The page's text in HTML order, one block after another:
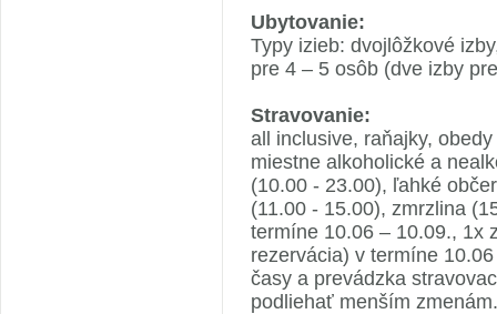
Ubytovanie:
Typy izieb: dvojlôžkové
pre 4 – 5 osôb (dve izby
Stravovanie:
all inclusive, raňajky,
miestne alkoholické a
(10.00 - 23.00), ľahké
(11.00 - 15.00), zmrzlina
termíne 10.06 – 10.09., 1x
rezervácia) v termíne
časy a prevádzka
podliehať menším zmenám.